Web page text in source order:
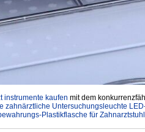
instrumente kaufen mit dem
zahnärztliche Untersuchungsleuchte
Plastikflasche für